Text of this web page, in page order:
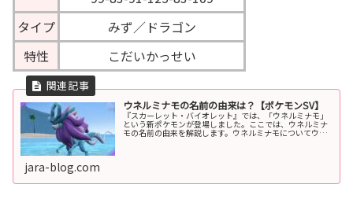
タイプ
みず／ドラゴン
特性
こだいかっせい
ウネルミナモの名前の由来は？【ポケモンSV】
『スカーレット・バイオレット』では、「ウネルミナモ」
という新ポケモンが登場しました。ここでは、ウネルミナ
モの名前の由来を解説します。ウネルミナモについてウネ
jara-blog.com